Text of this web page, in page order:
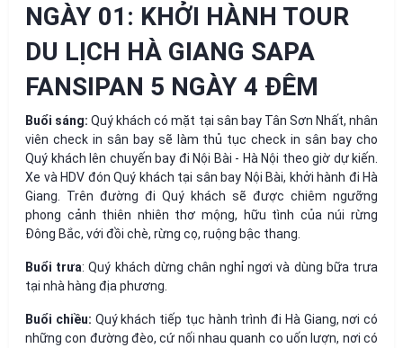
NGÀY 01: KHỞI HÀNH TOUR
DU LỊCH HÀ GIANG SAPA
FANSIPAN 5 NGÀY 4 ĐÊM
Buổi sáng: Quý khách có mặt tại sân bay Tân Sơn Nhất, nhân
viên check in sân bay sẽ làm thủ tục check in sân bay cho
Quý khách lên chuyến bay đi Nội Bài - Hà Nội theo giờ dự kiến.
Xe và HDV đón Quý khách tại sân bay Nội Bài, khởi hành đi Hà
Giang. Trên đường đi Quý khách sẽ được chiêm ngưỡng
phong cảnh thiên nhiên thơ mộng, hữu tình của núi rừng
Đông Bắc, với đồi chè, rừng cọ, ruộng bậc thang.
Buổi trưa: Quý khách dừng chân nghỉ ngơi và dùng bữa trưa
tại nhà hàng địa phương.
Buổi chiều: Quý khách tiếp tục hành trình đi Hà Giang, nơi có
những con đường đèo, cứ nối nhau quanh co uốn lượn, nơi có